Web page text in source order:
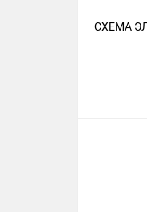
СХЕМА